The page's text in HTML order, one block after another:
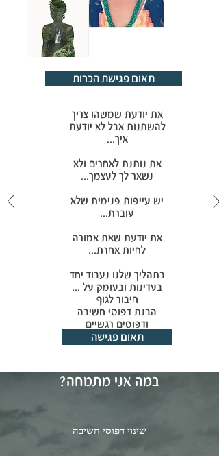
תאום פגישת הכרות
את יודעת שמשהו צריך
להשתנות אבל לא יודעת
איך...
את נותנת לאחרים ולא
נשאר לך לעצמך...
יש עייפות פנימית שלא
עוברת...
את יודעת שאת אמורה
לחיות אחרת...
בתהליך שלנו נעבוד יחד
בעדינות ובעומק על ...
חיבור לגוף
הבנת דפוסי חשיבה
ודפוסים רגשיים
יצירת שינוי אמיתי.
תאום פגישה
במה אני מתמחה?
שינוי דפוסי חשיבה